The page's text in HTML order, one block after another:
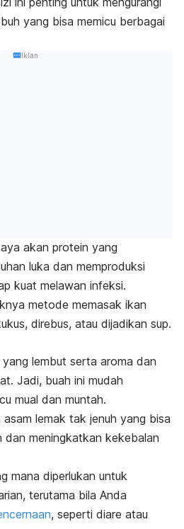
yang bisa memicu berbagai
Iklan
akan protein yang
luka dan memproduksi
kuat melawan infeksi.
metode memasak ikan
direbus, atau dijadikan sup.
lembut serta aroma dan
Jadi, buah ini mudah
mual dan muntah.
lemak tak jenuh yang bisa
dan meningkatkan kekebalan
mana diperlukan untuk
terutama bila Anda
, seperti diare atau